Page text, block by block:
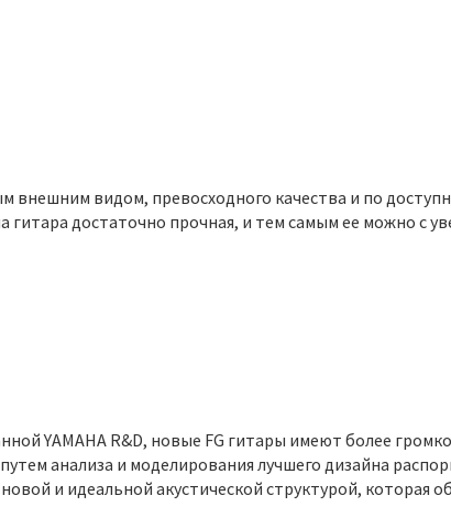
внешним видом, превосходного качества и по
гитара достаточно прочная, и тем самым ее можно с
YAMAHA R&D, новые FG гитары имеют более
анализа и моделирования лучшего дизайна
и идеальной акустической структурой, которая